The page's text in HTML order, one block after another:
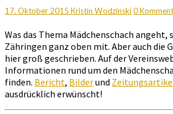
17. Oktober 2015 Kristin Wodzinski0
Was das Thema Mädchenschach angeht,
Zähringen ganz oben mit. Aber auch die
hier groß geschrieben. Auf der
Informationen rund um den
finden. Bericht, Bilderund
ausdrücklich erwünscht!